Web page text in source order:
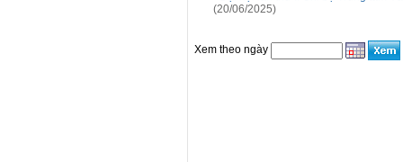
(20/06/2025)
Xem theo ngày